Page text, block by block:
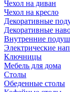
Чехол на диван
Чехол на кресло
Декоративные
Декоративные
Внутренние
Электрические
Ключницы
Мебель для дома
Столы
Обеденные столы